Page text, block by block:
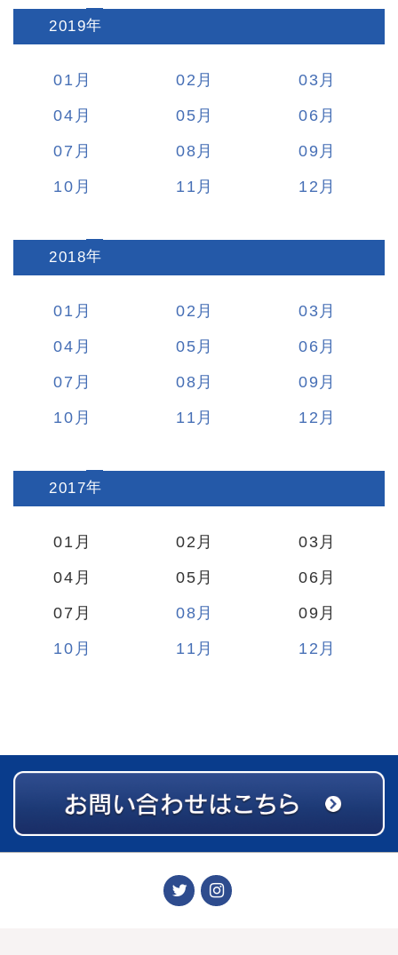
2019:
01 02
03
04
05
06
07
08
09
10
11 12
2018:
01 02
03
04
05
06
07
08
09
10
11 12
2017:
01 02
03
04
05
06
07
08
09
10
11 12